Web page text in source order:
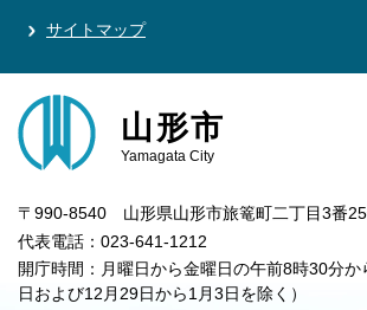
サイトマップ
山形市
Yamagata City
〒990-8540 山形県山形市旅篭町二丁目3番
代表電話：023-641-1212
開庁時間：月曜日から金曜日の午前8時30分
日および12月29日から1月3日を除く）